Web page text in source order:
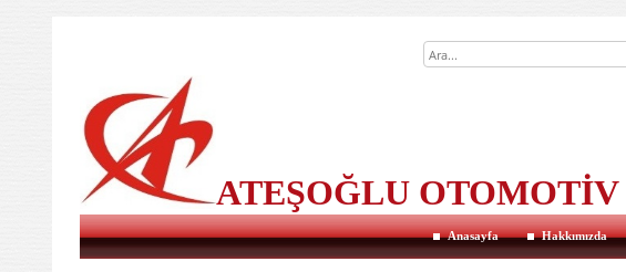
ATEŞOĞLU OTOMOTİV
Anasayfa Hakkımızda